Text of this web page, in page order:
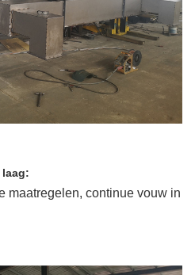
laag:
maatregelen, continue vouw in